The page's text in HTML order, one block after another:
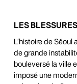
LES
L’histoire de
de grande
bouleversé la ville
imposé une